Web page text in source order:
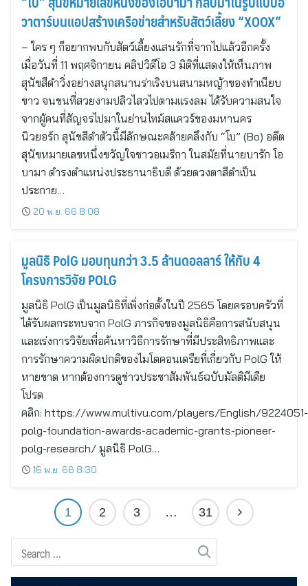
วาตาร์บนแอปสร้างเครือข่ายสำหรับสัตว์เลี้ยง “XOOX”
– ใคร ๆ ก็อยากพบกับสัตว์เลี้ยงแสนรักที่จากไปแล้วอีกครั้ง
เมื่อวันที่ 11 พฤศจิกายน คลิปวิดีโอ 3 มิติที่แสดงให้เห็นภาพ
สุนัขสีดำวิ่งอย่างสนุกสนานร่าเริงบนสนามหญ้าของทำเนียบ
ขาว จนขนที่สวยงามปลิวไสวไปตามแรงลม ได้รับความสนใจ
จากผู้คนที่สัญจรไปมาในย่านไทม์สแควร์ของมหานคร
นิวยอร์ก สุนัขสีดำตัวนี้มีลักษณะคล้ายคลึงกับ “โบ” (Bo) อดีต
สุนัขหมายเลขหนึ่งขวัญใจชาวอเมริกา ในสมัยที่นายบารัก โอ
บามา ดำรงตำแหน่งประธานาธิบดี ด้วยดวงตาสีดำเป็น
ประกาย…
20 พ.ย. 66 8:08
มูลนิธิ PolG มอบทุนกว่า 3.5 ล้านดอลลาร์ ให้กับ 4
โครงการวิจัย POLG
มูลนิธิ PolG เป็นมูลนิธิที่เพิ่งก่อตั้งในปี 2565 โดยครอบครัวที่
ได้รับผลกระทบจาก PolG ภารกิจของมูลนิธิคือการสนับสนุน
และเร่งการวิจัยเพื่อค้นหาวิธีการรักษาที่มีประสิทธิภาพและ
การรักษาความผิดปกติของไมโตคอนเดรียที่เกี่ยวกับ PolG ให้
หายขาด หากต้องการดูข่าวประชาสัมพันธ์ฉบับมัลติมีเดีย
โปรด
คลิก: https://www.multivu.com/players/English/9224051-
polg-foundation-awards-academic-grants-pioneer-
polg-research/ มูลนิธิ PolG…
16 พ.ย. 66 8:30
1 2 3 … 31